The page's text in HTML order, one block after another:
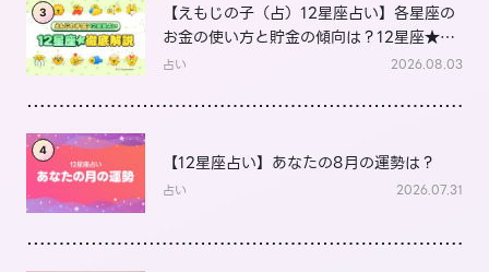
3
【えもじの子（占）12星座占い】各星座の
お金の使い方と貯金の傾向は？12星座★徹
底解説
占い 2026.08.03
4
【12星座占い】あなたの8月の運勢は？
占い 2026.07.31